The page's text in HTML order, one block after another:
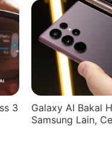
3
Galaxy AI Bakal
Samsung Lain,